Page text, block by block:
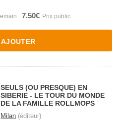
7.50€
AJOUTER
SEULS (OU PRESQUE) EN
SIBERIE - LE TOUR DU MONDE
DE LA FAMILLE ROLLMOPS
Milan (éditeur)